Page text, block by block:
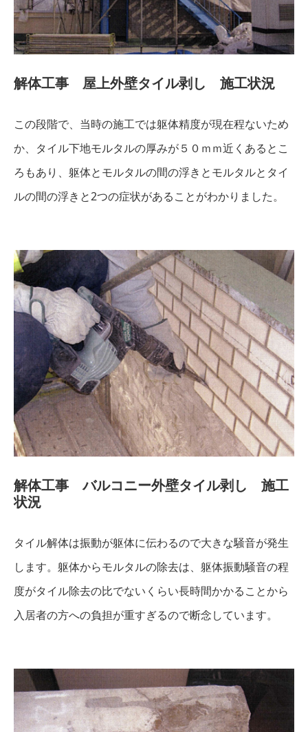
解体工事 屋上外壁タイル剥し 施工状況
この段階で、当時の施工では躯体精度が現在程ないため
か、タイル下地モルタルの厚みが５０ｍｍ近くあるとこ
ろもあり、躯体とモルタルの間の浮きとモルタルとタイ
ルの間の浮きと2つの症状があることがわかりました。
解体工事 バルコニー外壁タイル剥し 施工
状況
タイル解体は振動が躯体に伝わるので大きな騒音が発生
します。躯体からモルタルの除去は、躯体振動騒音の程
度がタイル除去の比でないくらい長時間かかることから
入居者の方への負担が重すぎるので断念しています。